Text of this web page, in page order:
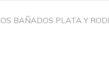
BAÑADOS PLATA Y